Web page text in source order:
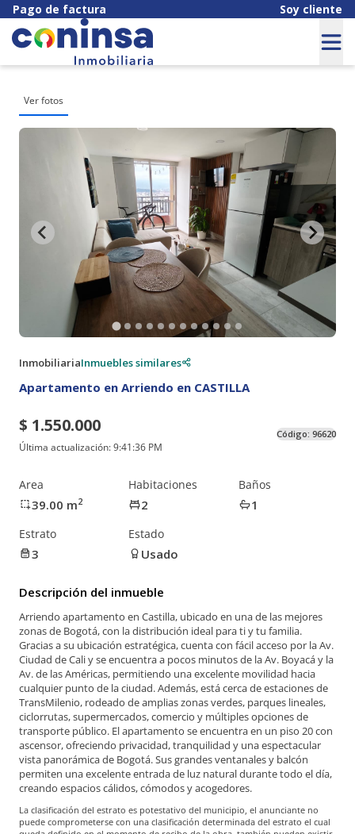
Pago de factura Soy cliente
Ver fotos
InmobiliariaInmuebles similares
Apartamento en Arriendo en CASTILLA
$ 1.550.000
Última actualización:9:41:36 PM
Código: 96620
Area
39.00 m2
Habitaciones
2
Baños
1
Estrato
3
Estado
Usado
Descripción del inmueble
Arriendo apartamento en Castilla, ubicado en una de las mejores
zonas de Bogotá, con la distribución ideal para ti y tu familia.
Gracias a su ubicación estratégica, cuenta con fácil acceso por la Av.
Ciudad de Cali y se encuentra a pocos minutos de la Av. Boyacá y la
Av. de las Américas, permitiendo una excelente movilidad hacia
cualquier punto de la ciudad. Además, está cerca de estaciones de
TransMilenio, rodeado de amplias zonas verdes, parques lineales,
ciclorrutas, supermercados, comercio y múltiples opciones de
transporte público. El apartamento se encuentra en un piso 20 con
ascensor, ofreciendo privacidad, tranquilidad y una espectacular
vista panorámica de Bogotá. Sus grandes ventanales y balcón
permiten una excelente entrada de luz natural durante todo el día,
creando espacios cálidos, cómodos y acogedores.
La clasificación del estrato es potestativo del municipio, el anunciante no
puede comprometerse con una clasificación determinada del estrato el cual